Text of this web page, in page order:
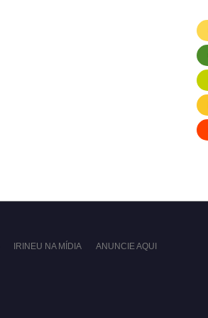
IRINEU NA MÍDIA ANUNCIE AQUI